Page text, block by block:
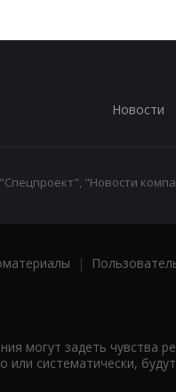
Новости
"Новости
|
могут задеть чувства
систематически,